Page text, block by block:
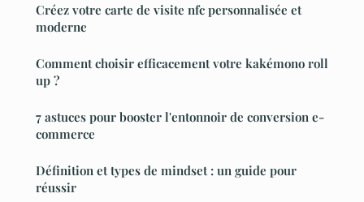
Créez votre carte de visite nfc personnalisée et
moderne
Comment choisir efficacement votre kakémono roll
up ?
7 astuces pour booster l'entonnoir de conversion e-
commerce
Définition et types de mindset : un guide pour
réussir